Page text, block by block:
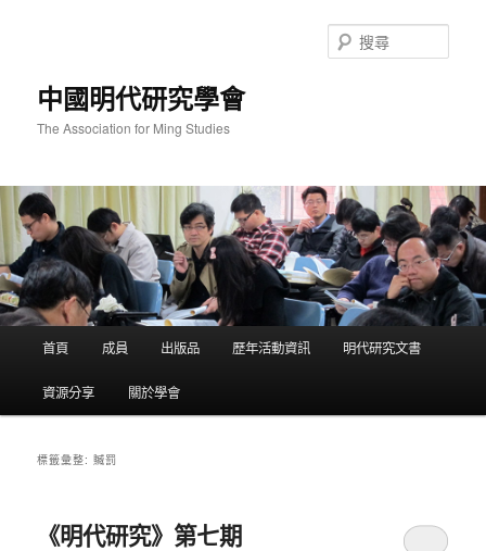
中國明代研究學會
The Association for Ming Studies
尋
首頁 成員 出版品 歷年活動資訊 明代研究文書
資源分享 關於學會
標籤彙整:贓罰
《明代研究》第七期